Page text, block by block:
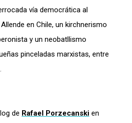
vía democrática al
en Chile, un kirchnerismo
y un neobatllismo
pinceladas marxistas, entre
de Rafael Porzecanski en